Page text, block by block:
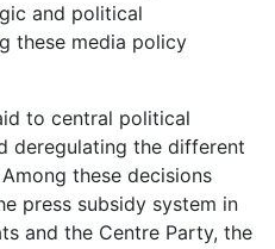
and political
these media policy
to central political
deregulating the different
these decisions
press subsidy system in
and the Centre Party, the